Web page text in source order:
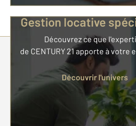
Gestion locative
Découvrez ce que
de CENTURY 21 apporte à votre
Découvrir l'univers
Parlons de vous, parlons biens